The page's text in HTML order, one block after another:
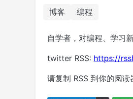
博客 编程
自学者，对编程、学习
twitter RSS: https://
请复制 RSS 到你的阅